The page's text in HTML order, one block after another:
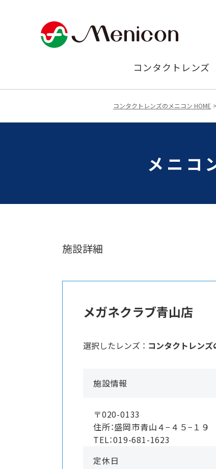
コンタクトレンズ
コンタクトレンズのメニコン HOME
メニコ
施設詳細
メガネクラブ青山店
選択したレンズ ： コンタクトレン
施設情報
〒020-0133
住所：盛岡市青山４−４５−１
TEL：019-681-1623
定休日